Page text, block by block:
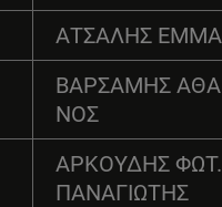
ΑΤΣΑΛΗΣ
ΒΑΡΣΑΜΗΣ
ΝΟΣ
ΑΡΚΟΥΔΗΣ ΦΩΤ.
ΠΑΝΑΓΙΩΤΗΣ